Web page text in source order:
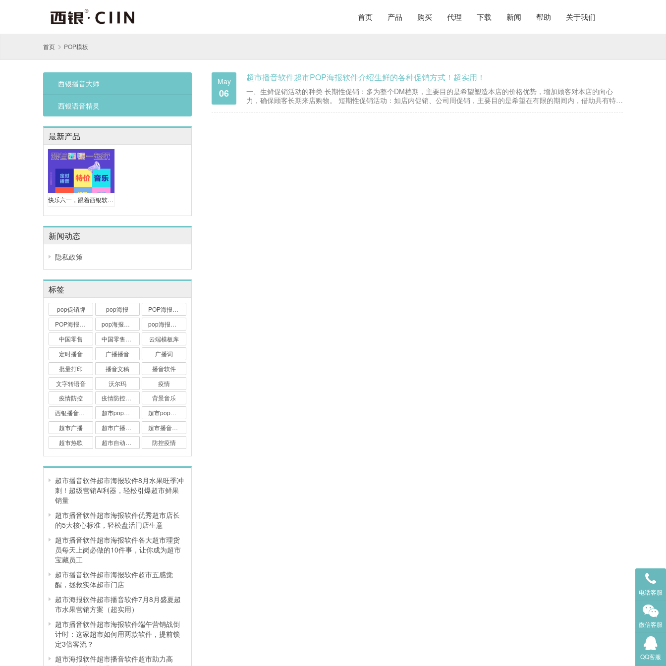
首页 产品 购买 代理 下载 新闻 帮助 关于我们
首页 POP模板
西银播音大师
西银语音精灵
最新产品
快乐六一，跟着西银软件一起疯狂玩促销
新闻动态
隐私政策
标签
pop促销牌 pop海报
POP海报大师
POP海报打印
pop海报打印软件
pop海报软件
中国零售
中国零售业博览会
云端模板库
定时播音
广播播音
广播词
批量打印
播音文稿
播音软件
文字转语音
沃尔玛
疫情
疫情防控
疫情防控广播词
背景音乐
西银播音大师
超市pop海报
超市pop海报软件
超市广播
超市广播播音
超市播音软件
超市热歌
超市自动播音软件 防控疫情
超市播音软件超市海报软件8月水果旺季冲
刺！超级营销Ai利器，轻松引爆超市鲜果
销量
超市播音软件超市海报软件优秀超市店长
的5大核心标准，轻松盘活门店生意
超市播音软件超市海报软件各大超市理货
员每天上岗必做的10件事，让你成为超市
宝藏员工
超市播音软件超市海报软件超市五感觉
醒，拯救实体超市门店
超市海报软件超市播音软件7月8月盛夏超
市水果营销方案（超实用）
超市播音软件超市海报软件端午营销战倒
计时：这家超市如何用两款软件，提前锁
定3倍客流？
超市海报软件超市播音软件超市助力高
May
06
超市播音软件超市POP海报软件介绍生鲜的各种促销方式！超实用！
一、生鲜促销活动的种类 长期性促销：多为整个DM档期，主要目的是希望塑造本店的价格优势，增加顾客对本店的向心
力，确保顾客长期来店购物。 短期性促销活动：如店内促销、公司周促销，主要目的是希望在有限的期间内，借助具有特定
电话客服
微信客服
QQ客服